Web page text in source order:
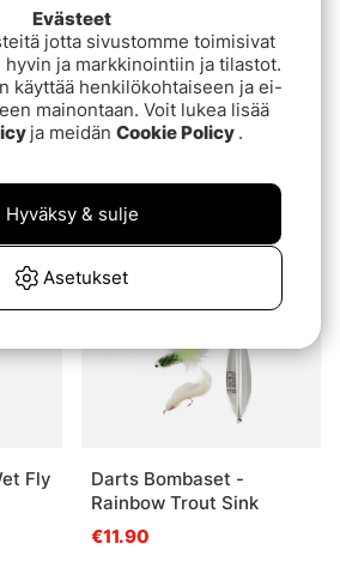
tähdestäBOMBASET-Intermediate
Fly
Darts Bombaset -
Rainbow Trout Sink
€11.90
Evästeet
jotta sivustomme toimisivat
hyvin ja markkinointiin ja tilastot.
käyttää henkilökohtaiseen ja ei-
mainontaan. Voit lukea lisää
ja meidän Cookie Policy .
Asetukset
Hyväksy & sulje